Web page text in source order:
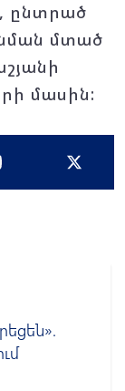
ընտրած
մտած
մասին: